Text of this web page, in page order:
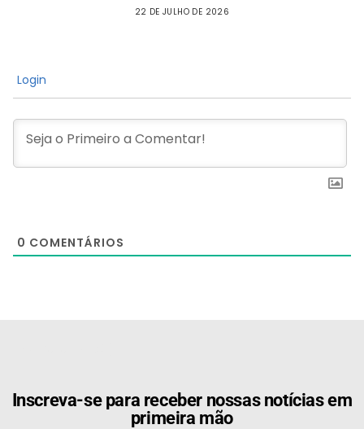
22 DE JULHO DE 2026
Login
0 COMENTÁRIOS
Inscreva-se para receber nossas notícias em
primeira mão